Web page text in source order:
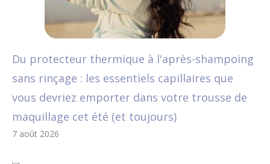
Du protecteur thermique à l'après-shampoing
sans rinçage : les essentiels capillaires que
vous devriez emporter dans votre trousse de
maquillage cet été (et toujours)
7 août 2026